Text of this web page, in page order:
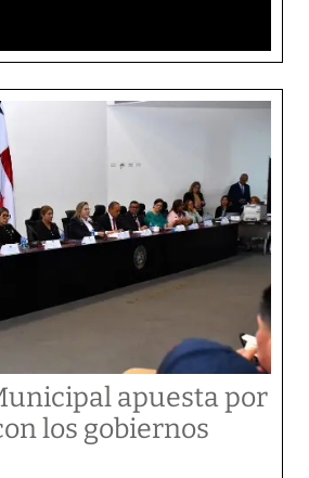
apuesta por
los gobiernos